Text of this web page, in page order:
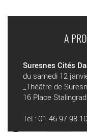
A
Suresnes Cités
du samedi 12
_Théâtre de
16 Place
Tel : 01 46 97 98